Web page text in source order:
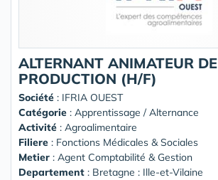
ALTERNANT ANIMATEUR DE
PRODUCTION (H/F)
Société : IFRIA OUEST
Catégorie : Apprentissage / Alternance
Activité : Agroalimentaire
Filiere : Fonctions Médicales & Sociales
Metier : Agent Comptabilité & Gestion
Departement : Bretagne : Ille-et-Vilaine